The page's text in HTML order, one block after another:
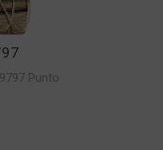
Punto